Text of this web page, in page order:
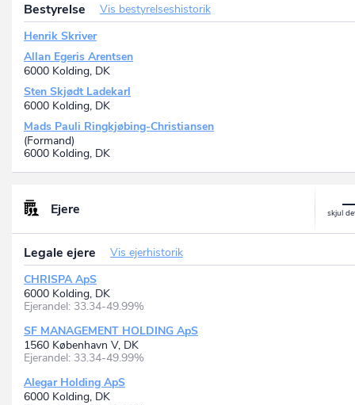
Bestyrelse
Vis bestyrelseshistorik
Henrik Skriver
Allan Egeris Arentsen
6000 Kolding, DK
Sten Skjødt Ladekarl
6000 Kolding, DK
Mads Pauli Ringkjøbing-Christiansen
(Formand)
6000 Kolding, DK
Ejere
Legale ejere
Vis ejerhistorik
CHRISPA ApS
6000 Kolding, DK
Ejerandel: 33.34-49.99%
SF MANAGEMENT HOLDING ApS
1560 København V, DK
Ejerandel: 33.34-49.99%
Alegar Holding ApS
6000 Kolding, DK